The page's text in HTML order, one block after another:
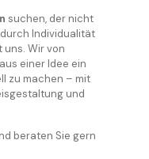
suchen, der nicht
Individualität
Wir von
einer Idee ein
zu machen – mit
und
beraten Sie gern